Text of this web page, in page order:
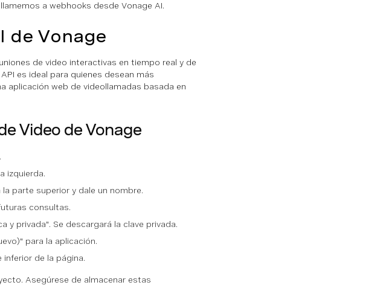
a webhooks desde Vonage AI.
de Vonage
de video interactivas en tiempo real y de
es ideal para quienes desean más
aplicación web de videollamadas basada en
Video de Vonage
izquierda.
la parte superior y dale un nombre.
consultas.
y privada". Se descargará la clave privada.
para la aplicación.
inferior de la página.
Asegúrese de almacenar estas